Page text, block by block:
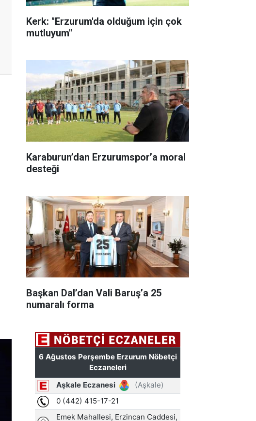
Kerk: "Erzurum'da olduğum için çok
mutluyum"
Karaburun’dan Erzurumspor’a moral
desteği
Başkan Dal’dan Vali Baruş’a 25
numaralı forma